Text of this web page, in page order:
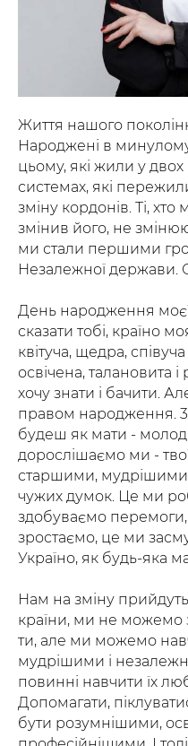
Життя нашого
Народжені в минулому
цьому, які жили у
системах, які
зміну кордонів. Ті,
змінив його, не
ми стали першими
Незалежної держави.
День народження
сказати тобі, країно
квітуча, щедра,
освічена, талановита
хочу знати і бачити.
правом народження.
будеш як мати -
дорослішаємо ми -
старшими,
чужих думок. Це ми
здобуваємо перемоги,
зростаємо, це ми
Україно, як будь-яка
Нам на зміну
країни, ми не можемо
ти, але ми можемо
мудрішими і
повинні навчити їх
Допомагати,
бути розумнішими,